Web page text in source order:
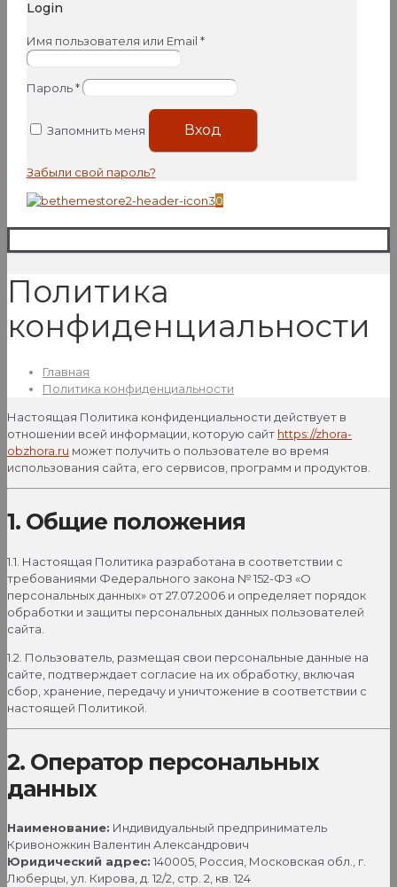
Login
Имя пользователя или Email *
Пароль*
Запомнить меня Вход
Забыли свой пароль?
0
Политика
конфиденциальности
Главная
Политика конфиденциальности
Настоящая Политика конфиденциальности действует в
отношении всей информации, которую сайт https://zhora-
obzhora.ru может получить о пользователе во время
использования сайта, его сервисов, программ и продуктов.
1. Общие положения
1.1. Настоящая Политика разработана в соответствии с
требованиями Федерального закона № 152-ФЗ «О
персональных данных» от 27.07.2006 и определяет порядок
обработки и защиты персональных данных пользователей
сайта.
1.2. Пользователь, размещая свои персональные данные на
сайте, подтверждает согласие на их обработку, включая
сбор, хранение, передачу и уничтожение в соответствии с
настоящей Политикой.
2. Оператор персональных
данных
Наименование: Индивидуальный предприниматель
Кривоножкин Валентин Александрович
Юридический адрес: 140005, Россия, Московская обл., г.
Люберцы, ул. Кирова, д. 12/2, стр. 2, кв. 124